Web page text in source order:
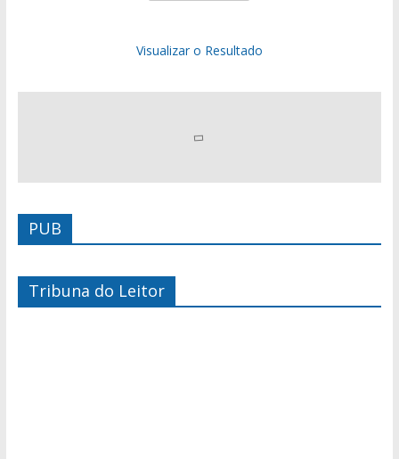
Visualizar o Resultado
PUB
Tribuna do Leitor